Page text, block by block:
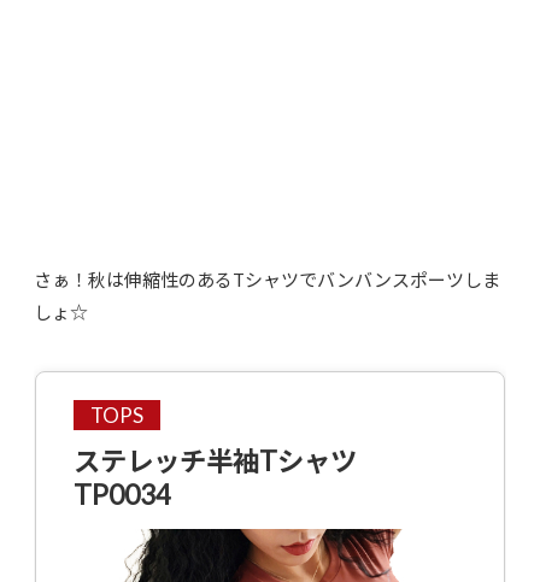
さぁ！秋は伸縮性のあるTシャツでバンバンスポーツしま
しょ☆
TOPS
ステレッチ半袖Tシャツ
TP0034